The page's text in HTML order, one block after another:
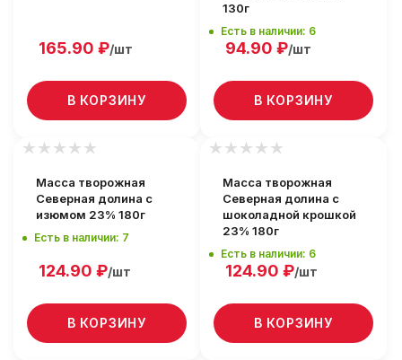
165.90 ₽/шт
В КОРЗИНУ
130г
Есть в наличии: 6
94.90 ₽/шт
В КОРЗИНУ
Масса творожная
Северная долина с
изюмом 23% 180г
Есть в наличии: 7
124.90 ₽/шт
В КОРЗИНУ
Масса творожная
Северная долина с
шоколадной крошкой
23% 180г
Есть в наличии: 6
124.90 ₽/шт
В КОРЗИНУ